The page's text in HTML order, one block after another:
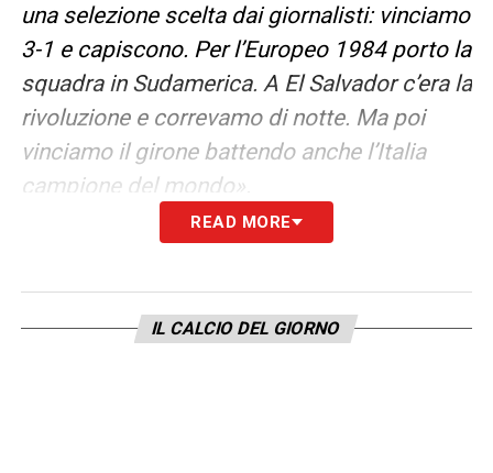
una selezione scelta dai giornalisti: vinciamo
3-1 e capiscono. Per l’Europeo 1984 porto la
squadra in Sudamerica. A El Salvador c’era la
rivoluzione e correvamo di notte. Ma poi
vinciamo il girone battendo anche l’Italia
campione del mondo».
L’ARRIVO IN ITALIA–«Accetto Cagliari
cattolico fervente, generoso. Ma voleva
essere sempre protagonista: mi vendeva un
READ MORE
IL CALCIO DEL GIORNO